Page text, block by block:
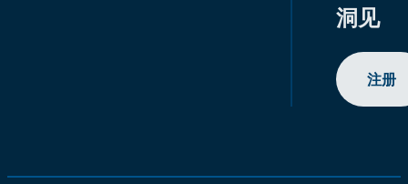
洞见
注册